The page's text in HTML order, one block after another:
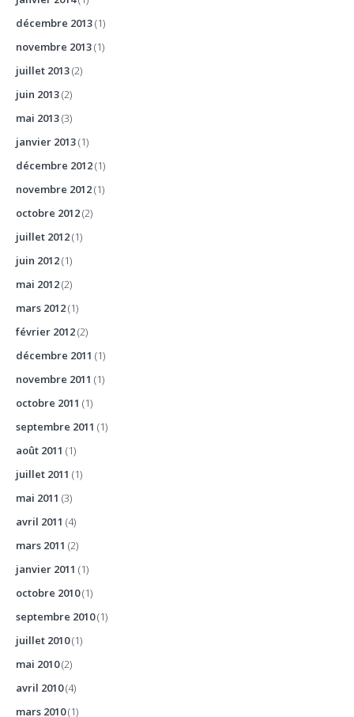
décembre 2013(1)
novembre 2013(1)
juillet 2013(2)
juin 2013(2)
mai 2013(3)
janvier 2013(1)
décembre 2012(1)
novembre 2012(1)
octobre 2012(2)
juillet 2012(1)
juin 2012(1)
mai 2012(2)
mars 2012(1)
février 2012(2)
décembre 2011 (1)
novembre 2011 (1)
octobre 2011 (1)
septembre 2011 (1)
août 2011 (1)
juillet 2011 (1)
mai 2011 (3)
avril 2011 (4)
mars 2011 (2)
janvier 2011 (1)
octobre 2010(1)
septembre 2010(1)
juillet 2010(1)
mai 2010(2)
avril 2010(4)
mars 2010(1)